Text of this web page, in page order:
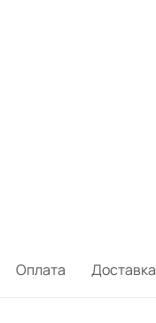
Оплата Доставка